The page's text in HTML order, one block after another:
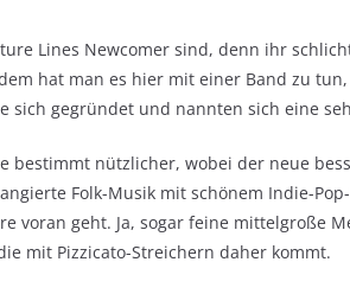
Lines Newcomer sind, denn ihr
hat man es hier mit einer Band zu
sich gegründet und nannten sich eine
bestimmt nützlicher, wobei der neue
Folk-Musik mit schönem Indie-
voran geht. Ja, sogar feine mittelgroße
mit Pizzicato-Streichern daher kommt.